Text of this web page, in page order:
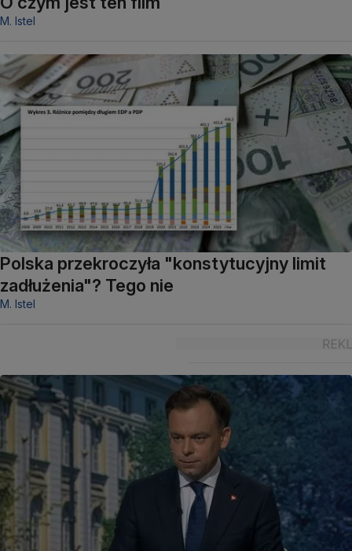
M. Istel
Polska przekroczyła "konstytucyjny limit
zadłużenia"? Tego nie
M. Istel